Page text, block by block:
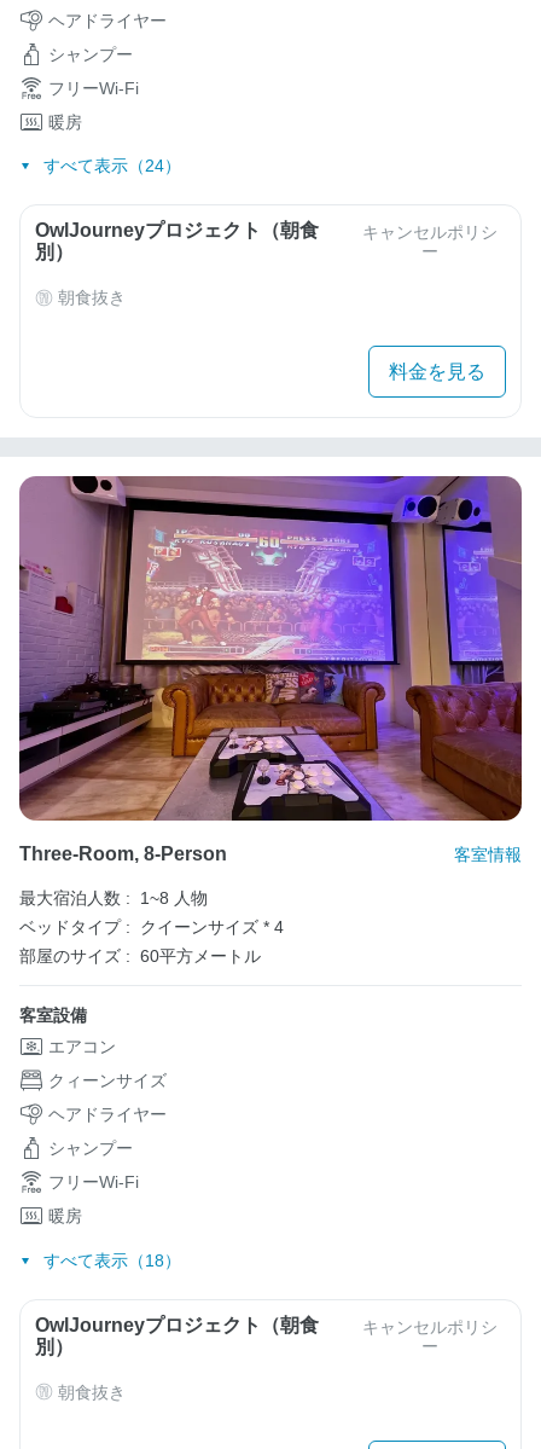
ヘアドライヤー
シャンプー
フリーWi-Fi
暖房
すべて表示（24）
OwlJourneyプロジェクト（朝食
別）
キャンセルポリシ
ー
朝食抜き
料金を見る
Three-Room, 8-Person 客室情報
最大宿泊人数 :
1~8 人物
ベッドタイプ :
クイーンサイズ * 4
部屋のサイズ : 60平方メートル
客室設備
エアコン
クィーンサイズ
ヘアドライヤー
シャンプー
フリーWi-Fi
暖房
すべて表示（18）
OwlJourneyプロジェクト（朝食
別）
キャンセルポリシ
ー
朝食抜き